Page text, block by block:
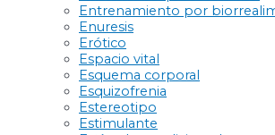
Entrenamiento por
Enuresis
Erótico
Espacio vital
Esquema corporal
Esquizofrenia
Estereotipo
Estimulante